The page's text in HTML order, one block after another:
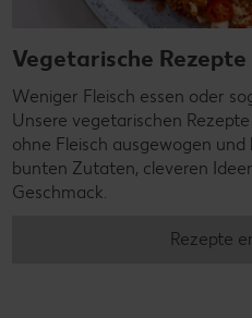
Vegetarische Rezepte
Weniger Fleisch essen oder
Unsere vegetarischen
ohne Fleisch ausgewogen
bunten Zutaten, cleveren
Geschmack.
Rezepte